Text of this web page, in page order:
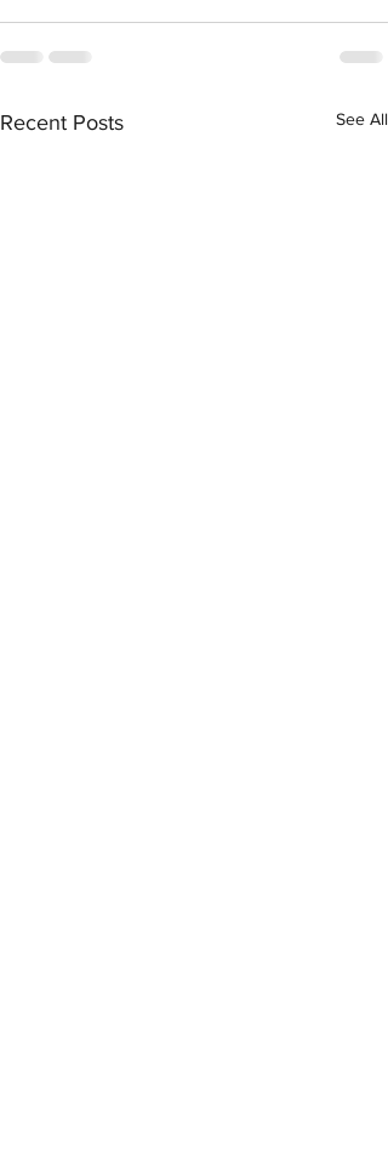
Recent Posts See All